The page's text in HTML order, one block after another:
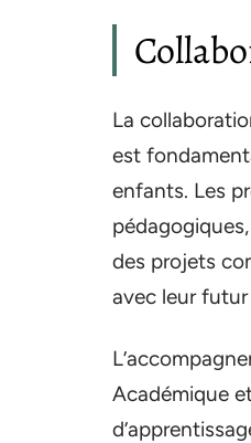
La
est
enfants. Les
des projets
avec leur
Académique